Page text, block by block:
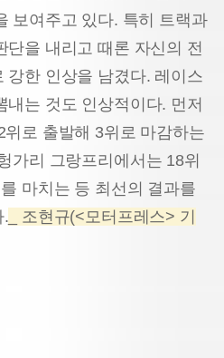
보여주고 있다. 특히 트랙과
단을 내리고 때론 자신의 전
강한 인상을 남겼다. 레이스
내는 것도 인상적이다. 먼저
로 출발해 3위로 마감하는
가리 그랑프리 에서는 18위
마치는 등 최선의 결과를
. _ 조현규(<모터프레스> 기